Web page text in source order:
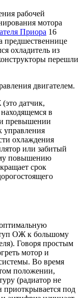
рабочей
мотора
Приора 16
предшественнице
охладитель из
перешли
двигателем.
датчик,
в
превышении
управления
охлаждения
или забитый
повышению
срок
оптимальную
ОЖ к большому
Говоря простым
мотор и
Во время
положении,
(радиатор не
приоткрывается под